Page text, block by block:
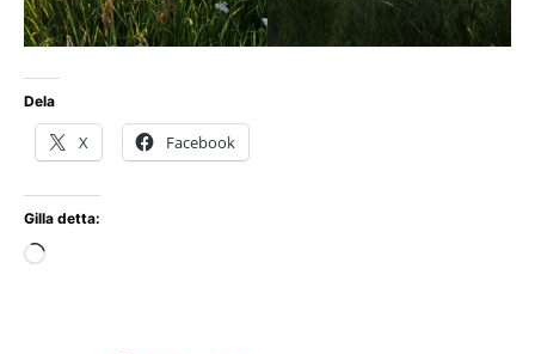
Dela
X Facebook
Gilla detta:
Laddar